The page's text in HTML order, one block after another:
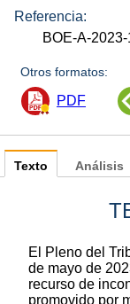
Referencia:
BOE-A-
Otros formatos:
PDF
Texto
El Pleno del
de mayo de
recurso de
promovido por
Análisis